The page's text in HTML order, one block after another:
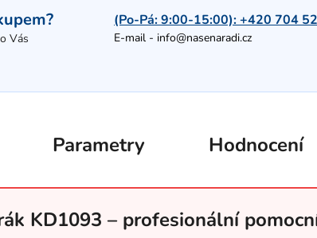
Vás
(Po-Pá: 9:00-15:00):+420 704
E-mail - info@nasenaradi.cz
Parametry Hodnocení
KD1093 – profesionální